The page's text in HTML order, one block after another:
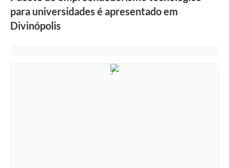
para universidades é apresentado em
Divinópolis